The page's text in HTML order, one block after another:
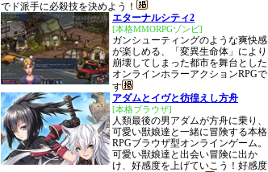
でド派手に必殺技を決めよう！
エターナルシティ2
[本格MMORPGゾンビ]
ガンシューティングのような爽快感
が楽しめる、「変異生命体」により
崩壊してしまった都市を舞台とした
オンラインホラーアクションRPGで
す
アダムとイヴと彷徨えし方舟
[本格ブラウザ]
人類最後の男アダムが方舟に乗り、
可愛い獣娘達と一緒に冒険する本格
RPGブラウザ型オンラインゲーム。
可愛い獣娘達と出会い冒険に出か
け、好感度を上げていこう！好感度